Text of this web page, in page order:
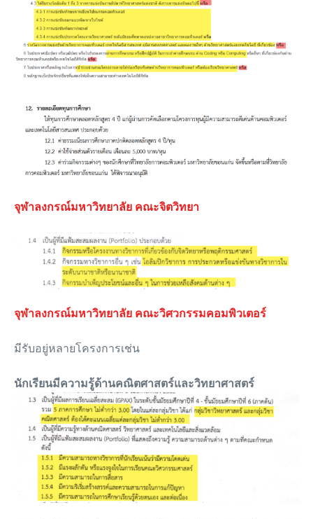
จุฬาลงกรณ์มหาวิทยาลัย คณะจิตวิทยา
จุฬาลงกรณ์มหาวิทยาลัย คณะวิศวกรรมคอมพิวเตอร์
มีรับอยู่หลายโครงการเช่น
นักเรียนมีความรู้ด้านคณิตศาสตร์และวิทยาศาสตร์